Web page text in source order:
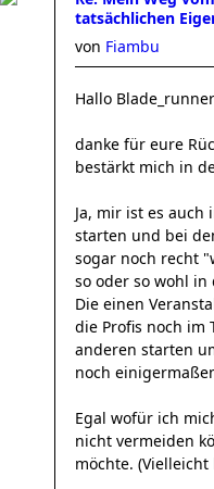
tatsächlichen
von Fiambu
Hallo
danke für eure
bestärkt mich in
Ja, mir ist es
starten und bei
sogar noch recht
so oder so wohl
Die einen
die Profis noch im
anderen starten
noch
Egal wofür ich
nicht vermeiden
möchte.